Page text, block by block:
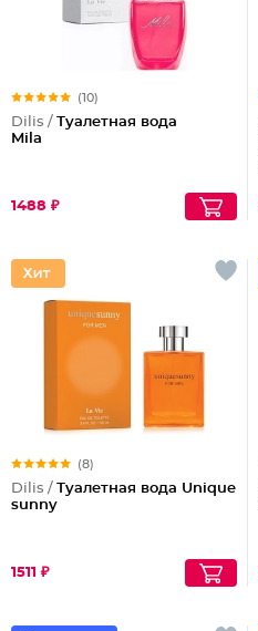
(10)
Dilis / Туалетная вода
Mila
1488 ₽
(8)
Dilis / Туалетная вода Unique
sunny
1511 ₽